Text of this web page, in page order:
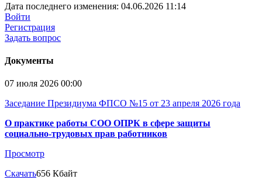
Дата последнего изменения: 04.06.2026 11:14
Войти
Регистрация
Задать вопрос
Документы
07 июля 2026 00:00
Заседание Президиума ФПСО №15 от 23 апреля 2026 года
О практике работы СОО ОПРК в сфере защиты
социально-трудовых прав работников
Просмотр
Скачать656 Кбайт